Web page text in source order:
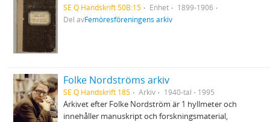
SE Q Handskrift 50B:15 Enhet
1899-1906
Del avFemöresföreningens arkiv
Folke Nordströms arkiv
SE Q Handskrift 185 Arkiv 1940-tal - 1995
Arkivet efter Folke Nordström är 1 hyllmeter och
innehåller manuskript och forskningsmaterial,